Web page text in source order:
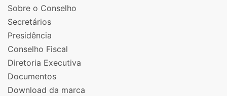
Sobre o Conselho
Secretários
Presidência
Conselho Fiscal
Diretoria Executiva
Documentos
Download da marca